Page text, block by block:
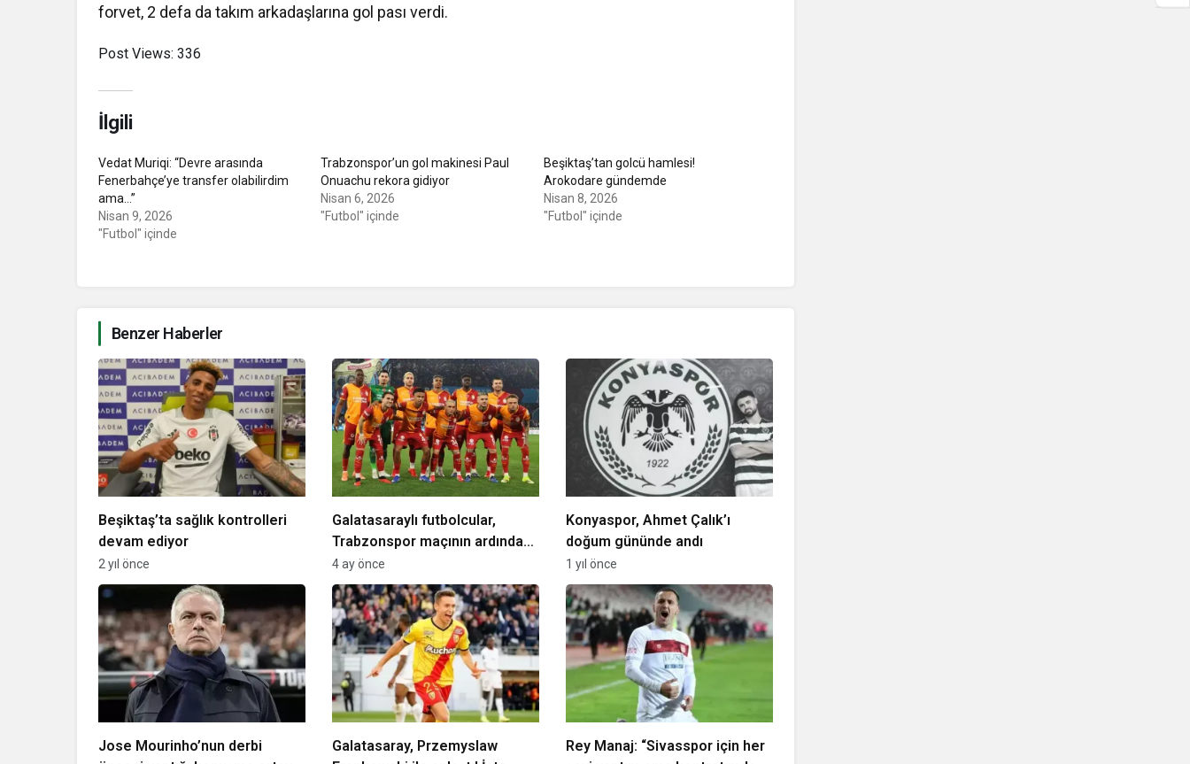
forvet, 2 defa da takım arkadaşlarına gol pası verdi.
Post Views: 336
İlgili
Vedat Muriqi: “Devre arasında
Fenerbahçe’ye transfer olabilirdim
ama…”
Nisan 9, 2026
"Futbol" içinde
Trabzonspor’un gol makinesi Paul
Onuachu rekora gidiyor
Nisan 6, 2026
"Futbol" içinde
Beşiktaş’tan golcü hamlesi!
Arokodare gündemde
Nisan 8, 2026
"Futbol" içinde
Benzer Haberler
Beşiktaş’ta sağlık kontrolleri
devam ediyor
2 yıl önce
Galatasaraylı futbolcular,
Trabzonspor maçının ardından
şampiyonluk yemini etti
4 ay önce
Konyaspor, Ahmet Çalık’ı
doğum gününde andı
1 yıl önce
Jose Mourinho’nun derbi
Galatasaray, Przemyslaw
Rey Manaj: “Sivasspor için her